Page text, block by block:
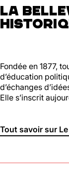
Lun, Mar : Fermé
Du Mercredi au
Nous suivre
LA
Fondée en 1877,
d’éducation
d’échanges
Elle s’inscrit
Tout savoir sur